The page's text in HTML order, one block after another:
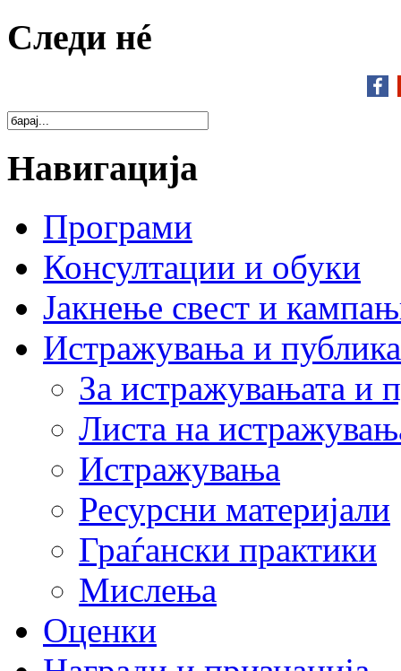
Следи нé
Навигација
Програми
Консултации и обуки
Јакнење свест и
Истражувања и
За истражувањата и
Листа на
Истражувања
Ресурсни материјали
Граѓански практики
Мислења
Оценки